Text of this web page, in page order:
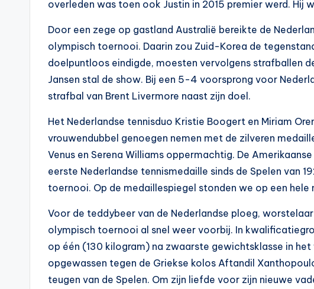
overleden was toen ook Justin in 2015 premier werd. Hij
Door een zege op gastland Australië bereikte de
olympisch toernooi. Daarin zou Zuid-Korea de
doelpuntloos eindigde, moesten vervolgens strafballen
Jansen stal de show. Bij een 5-4 voorsprong voor
strafbal van Brent Livermore naast zijn doel.
Het Nederlandse tennisduo Kristie Boogert en Miriam
vrouwendubbel genoegen nemen met de zilveren
Venus en Serena Williams oppermachtig. De
eerste Nederlandse tennismedaille sinds de Spelen van
toernooi. Op de medaillespiegel stonden we op een hele
Voor de teddybeer van de Nederlandse ploeg,
olympisch toernooi al snel weer voorbij. In
op één (130 kilogram) na zwaarste gewichtsklasse in
opgewassen tegen de Griekse kolos Aftandil
teugen van de Spelen. Om zijn liefde voor zijn nieuwe